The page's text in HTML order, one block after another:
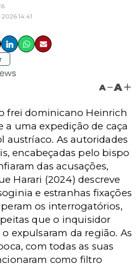
14:41
A A
frei dominicano Heinrich
a uma expedição de caça
austríaco. As autoridades
encabeçadas pelo bispo
das acusações,
Harari (2024) descreve
e estranhas fixações
os interrogatórios,
que o inquisidor
expulsaram da região. As
com todas as suas
como filtro